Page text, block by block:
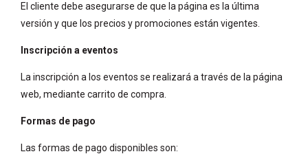
El cliente debe asegurarse de que la página es la última
versión y que los precios y promociones están vigentes.
Inscripción a eventos
La inscripción a los eventos se realizará a través de la página
web, mediante carrito de compra.
Formas de pago
Las formas de pago disponibles son: